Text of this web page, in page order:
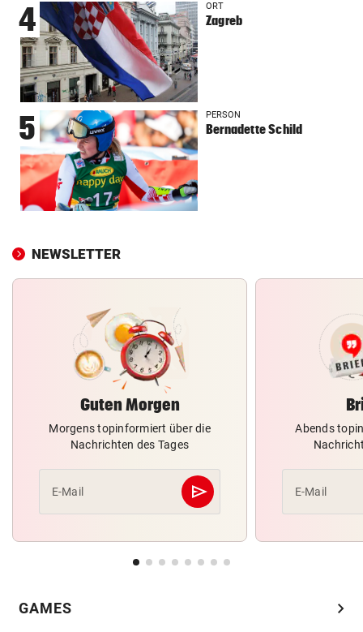
4 ORT
Zagreb
5 PERSON
Bernadette Schild
NEWSLETTER
Guten Morgen
Morgens topinformiert über die
Nachrichten des Tages
E-Mail send
Abschicken
Abends
E-Mail
GAMES chevron_right